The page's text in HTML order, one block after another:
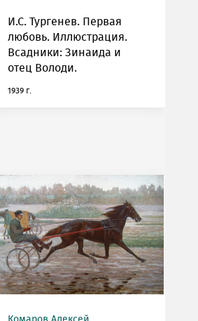
И.С. Тургенев. Первая
любовь. Иллюстрация.
Всадники: Зинаида и
отец Володи.
1939 г.